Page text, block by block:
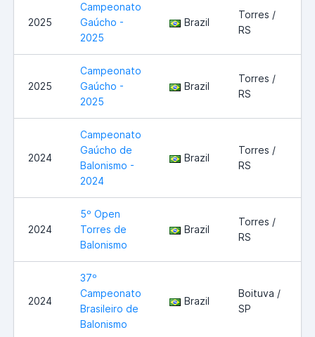
2025
Campeonato
Gaúcho -
2025
Brazil
Torres /
RS
2025
Campeonato
Gaúcho -
2025
Brazil
Torres /
RS
2024
Campeonato
Gaúcho de
Balonismo -
2024
Brazil
Torres /
RS
2024
5º Open
Torres de
Balonismo
Brazil
Torres /
RS
2024
37º
Campeonato
Brasileiro de
Balonismo
Brazil
Boituva /
SP